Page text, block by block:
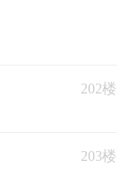
202楼
203楼